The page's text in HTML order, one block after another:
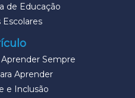
de Educação
Escolares
Sempre
Aprender
e Inclusão